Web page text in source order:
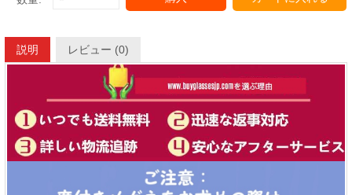
説明 レビュー (0)